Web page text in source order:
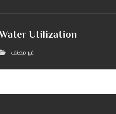
Utilization
غير مصنف